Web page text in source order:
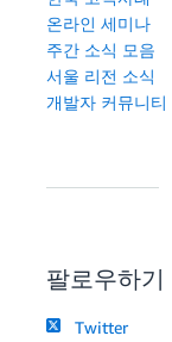
온라인 세미나
주간 소식 모음
서울 리전 소식
개발자 커뮤니티
팔로우하기
Twitter